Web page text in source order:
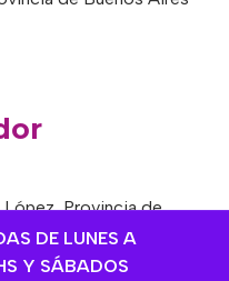
DE LUNES A
Y SÁBADOS
López, Provincia de